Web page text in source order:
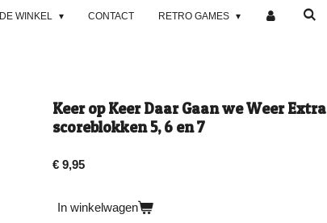
DE WINKEL CONTACT RETRO GAMES
Keer op Keer Daar Gaan we Weer Extra
scoreblokken 5, 6 en 7
€ 9,95
In winkelwagen